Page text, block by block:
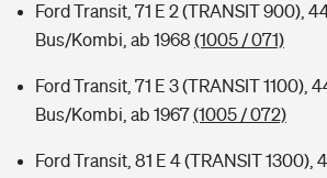
Ford Transit, 71 E 2 (TRANSIT 900),
Bus/Kombi, ab 1968 (1005 / 071)
Ford Transit, 71 E 3 (TRANSIT 1100),
Bus/Kombi, ab 1967(1005 / 072)
Ford Transit, 81 E 4 (TRANSIT 1300),